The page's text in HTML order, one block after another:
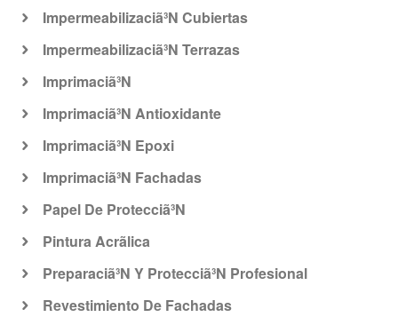
Impermeabilizaciã³N Cubiertas
Impermeabilizaciã³N Terrazas
Imprimaciã³N
Imprimaciã³N Antioxidante
Imprimaciã³N Epoxi
Imprimaciã³N Fachadas
Papel De Protecciã³N
Pintura Acrã­lica
Preparaciã³N Y Protecciã³N Profesional
Revestimiento De Fachadas